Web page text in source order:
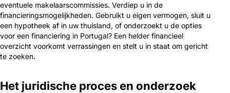
eventuele makelaarscommissies. Verdiep u in de
financieringsmogelijkheden. Gebruikt u eigen vermogen, sluit u
een hypotheek af in uw thuisland, of onderzoekt u de opties
voor een financiering in Portugal? Een helder financieel
overzicht voorkomt verrassingen en stelt u in staat om gericht
te zoeken.
Het juridische proces en onderzoek